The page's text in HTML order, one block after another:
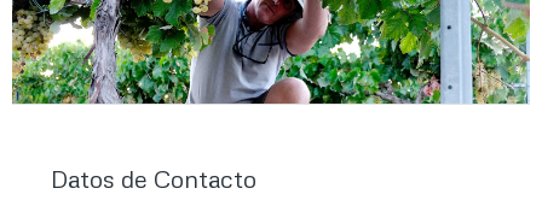
Datos de Contacto